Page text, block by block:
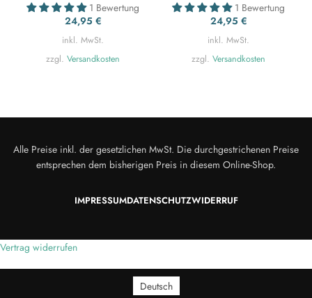
1 Bewertung
24,95 €
inkl. MwSt.
zzgl.Versandkosten
1 Bewertung
24,95 €
inkl. MwSt.
zzgl.Versandkosten
Alle Preise inkl. der gesetzlichen MwSt. Die durchgestrichenen Preise
entsprechen dem bisherigen Preis in diesem Online-Shop.
IMPRESSUMDATENSCHUTZWIDERRUF
Vertrag widerrufen
Deutsch